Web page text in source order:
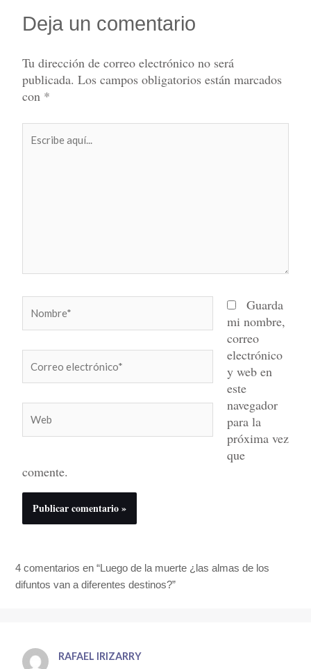
Deja un comentario
Tu dirección de correo electrónico no será
publicada. Los campos obligatorios están marcados
con *
aquí...
electrónico*
Guarda
mi nombre,
correo
electrónico
y web en
este
navegador
para la
próxima vez
que
comente.
4 comentarios en “Luego de la muerte ¿las almas de los
difuntos van a diferentes destinos?”
RAFAEL IRIZARRY